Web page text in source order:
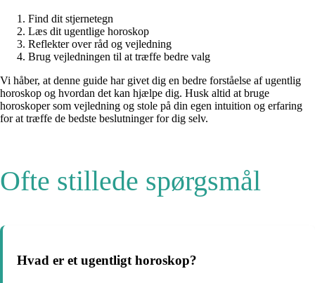
Find dit stjernetegn
Læs dit ugentlige horoskop
Reflekter over råd og vejledning
Brug vejledningen til at træffe bedre valg
Vi håber, at denne guide har givet dig en bedre forståelse af ugentlig
horoskop og hvordan det kan hjælpe dig. Husk altid at bruge
horoskoper som vejledning og stole på din egen intuition og erfaring
for at træffe de bedste beslutninger for dig selv.
Ofte stillede spørgsmål
Hvad er et ugentligt horoskop?